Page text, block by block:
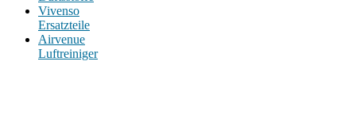
Vivenso
Ersatzteile
Airvenue
Luftreiniger